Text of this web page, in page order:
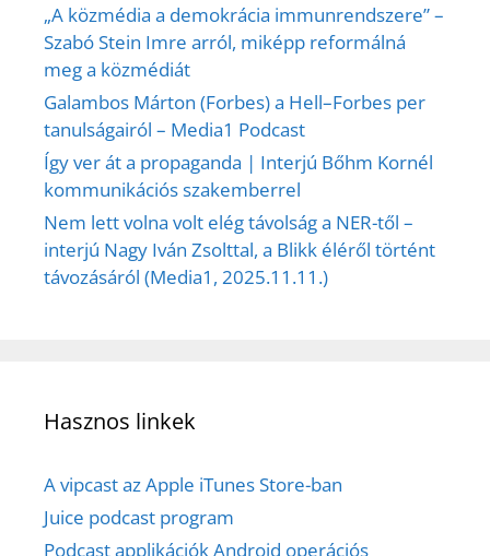
„A közmédia a demokrácia immunrendszere” –
Szabó Stein Imre arról, miképp reformálná
meg a közmédiát
Galambos Márton (Forbes) a Hell–Forbes per
tanulságairól – Media1 Podcast
Így ver át a propaganda | Interjú Bőhm Kornél
kommunikációs szakemberrel
Nem lett volna volt elég távolság a NER-től –
interjú Nagy Iván Zsolttal, a Blikk éléről történt
távozásáról (Media1, 2025.11.11.)
Hasznos linkek
A vipcast az Apple iTunes Store-ban
Juice podcast program
Podcast applikációk Android operációs